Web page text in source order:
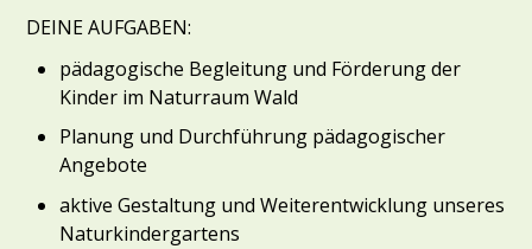
DEINE AUFGABEN:
pädagogische Begleitung und Förderung der
Kinder im Naturraum Wald
Planung und Durchführung pädagogischer
Angebote
aktive Gestaltung und Weiterentwicklung unseres
Naturkindergartens